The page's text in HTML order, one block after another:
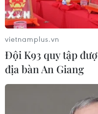
vietnamplus.vn
Đội K93 quy tập
địa bàn An Giang